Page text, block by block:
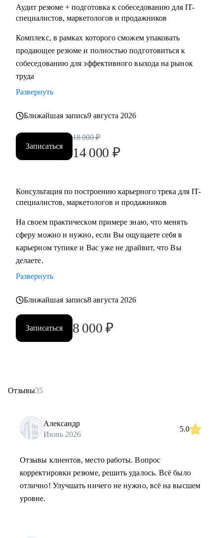
Аудит резюме + подготовка к собеседованию для IT-
специалистов, маркетологов и продажников
Комплекс, в рамках которого сможем упаковать
продающее резюме и полностью подготовиться к
собеседованию для эффективного выхода на рынок
труда
Развернуть
Ближайшая запись9 августа 2026
Записаться
18 000 ₽
14 000 ₽
Консультация по построению карьерного трека для IT-
специалистов, маркетологов и продажников
На своем практическом примере знаю, что менять
сферу можно и нужно, если Вы ощущаете себя в
карьерном тупике и Вас уже не драйвит, что Вы
делаете.
Развернуть
Ближайшая запись8 августа 2026
Записаться 8 000 ₽
Отзывы35
Александр
Июнь 2026
5.0
Отзывы клиентов, место работы. Вопрос
корректировки резюме, решить удалось. Всё было
отлично! Улучшать ничего не нужно, всё на высшем
уровне.